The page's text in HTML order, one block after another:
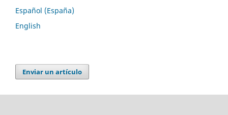
Español (España)
English
Enviar un artículo